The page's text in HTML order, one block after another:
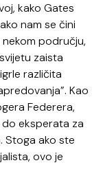
kako Gates
nam se čini
području,
zaista
različita
Kao
Federera,
eksperata za
Stoga ako ste
ovo je